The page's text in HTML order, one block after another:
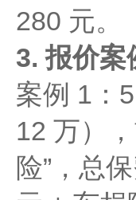
280 元。​
3. 报价案
案例 1：
12 万）
险”，总